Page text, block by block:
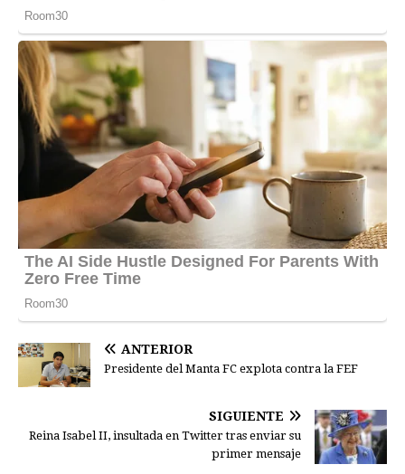
ANTERIOR
Presidente del Manta FC explota contra la FEF
SIGUIENTE
Reina Isabel II, insultada en Twitter tras enviar su
primer mensaje